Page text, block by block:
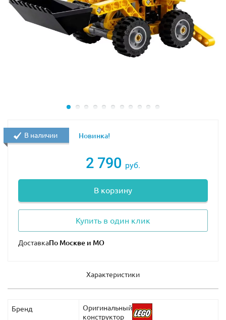
2 790 руб.
В корзину
Купить в один клик
Доставка
В наличии Новинка!
Характеристики
Бренд
Оригинальный
конструктор